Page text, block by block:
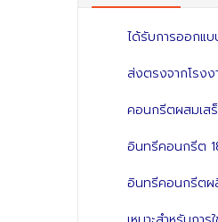
ได้รับการออกแ
ส่งตรงจากโรง
คอนกรีตผสมเส
อินทรีคอนกรีต
อินทรีคอนกรีตผ